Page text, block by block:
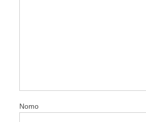
Nomo